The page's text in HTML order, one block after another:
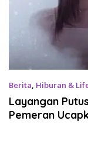
Berita, Hiburan &
Layangan
Pemeran